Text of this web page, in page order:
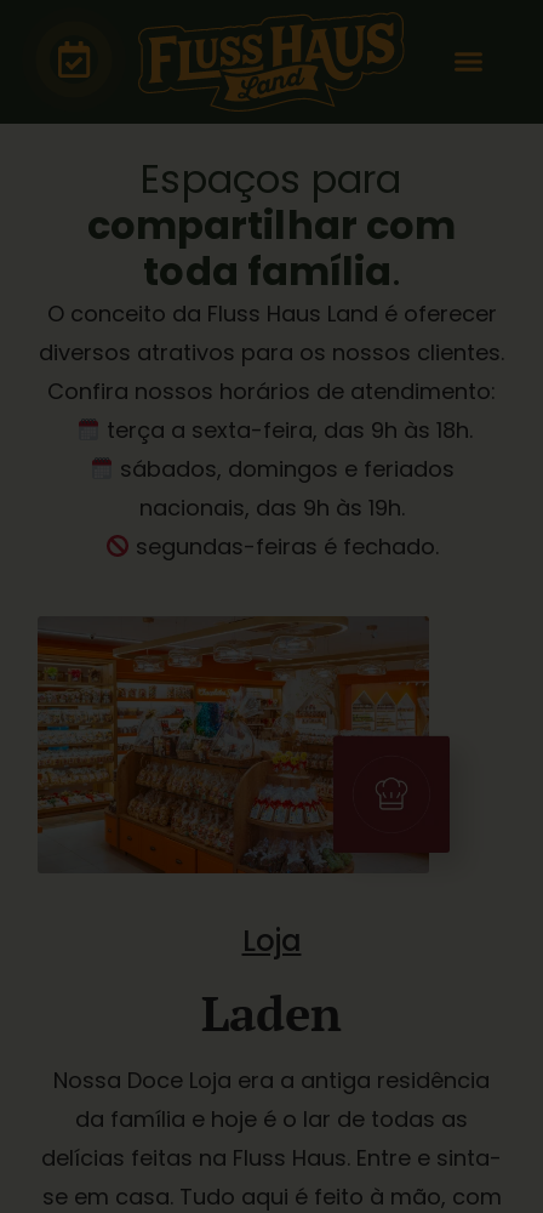
Espaços para
compartilhar com
toda família.
O conceito da Fluss Haus Land é oferecer
diversos atrativos para os nossos clientes.
Confira nossos horários de atendimento:
terça a sexta-feira, das 9h às 18h.
sábados, domingos e feriados
nacionais, das 9h às 19h.
segundas-feiras é fechado.
Loja
Laden
Nossa Doce Loja era a antiga residência
da família e hoje é o lar de todas as
delícias feitas na Fluss Haus. Entre e sinta-
se em casa. Tudo aqui é feito à mão, com